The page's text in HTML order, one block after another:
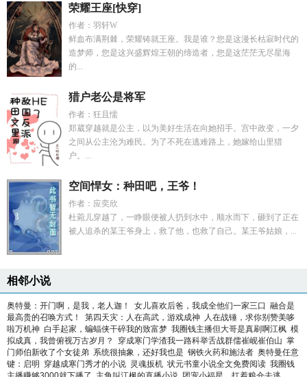
荣耀王座[快穿]
作者：羽轩W
鲜血布满荆棘，荣耀铸就王座。我是谁？您是这漫长枯寂时代的
造梦师，您是这兴盛辉煌王朝的缔造者，您是这茫茫无尽星海
的...
猎户老公是将军
作者：狂且懦
郑葳穿越就是公主，以为美好生活在向她招手。宫中政变，一夕
之间从公主沦为难民。为了不死在逃难路上，她嫁给山里猎
户。...
空间悍女：种田吧，王爷！
作者：应奕欣
杜菀儿穿越了，一睁眼便被人扔到水中，顺水而下，砸到了正在
被人追杀的某王爷身上，救了他，也救了自己。某王爷姑娘，...
相邻小说
奥特曼：开门啊，是我，老人迦！ 女儿喜欢后爸，我成全他们一家三口 融合是
最高贵的召唤方式！
第四天灾：人在高武，游戏成神 人在战锤，求你别赞美哆
啦万机神 白手起家，蝙蝠侠干碎我的致富梦 我圈钱主播但大哥是真刷啊江枫 模
拟成真，我曾俯视万古岁月？
穿成寒门学渣我一路科举舌战群儒崔岘崔伯山 掌
门师伯新收了个女徒弟 系统很抽象，还好我也是 钢铁火药和施法者 奥特曼任意
键：启明
穿越成寒门秀才的小说 灵魂扳机 状元书童小说全文免费阅读 我圈钱